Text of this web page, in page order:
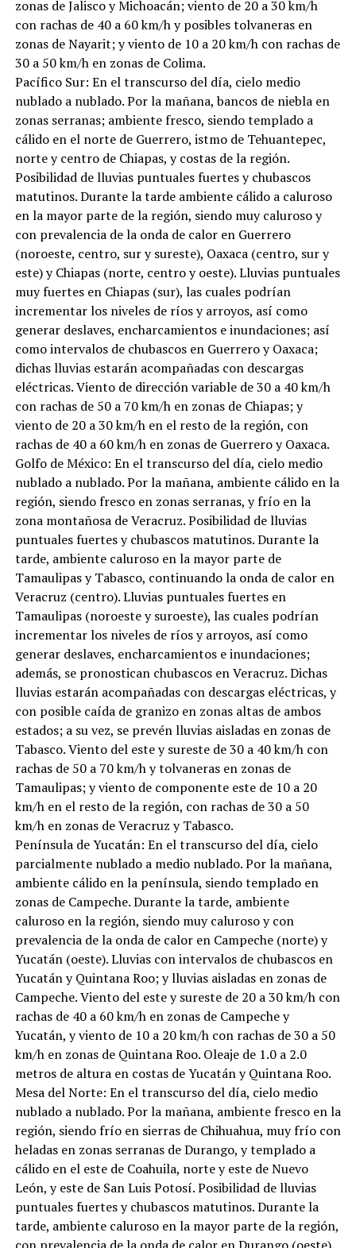
zonas de Jalisco y Michoacán; viento de 20 a 30 km/h
con rachas de 40 a 60 km/h y posibles tolvaneras en
zonas de Nayarit; y viento de 10 a 20 km/h con rachas de
30 a 50 km/h en zonas de Colima.
Pacífico Sur: En el transcurso del día, cielo medio
nublado a nublado. Por la mañana, bancos de niebla en
zonas serranas; ambiente fresco, siendo templado a
cálido en el norte de Guerrero, istmo de Tehuantepec,
norte y centro de Chiapas, y costas de la región.
Posibilidad de lluvias puntuales fuertes y chubascos
matutinos. Durante la tarde ambiente cálido a caluroso
en la mayor parte de la región, siendo muy caluroso y
con prevalencia de la onda de calor en Guerrero
(noroeste, centro, sur y sureste), Oaxaca (centro, sur y
este) y Chiapas (norte, centro y oeste). Lluvias puntuales
muy fuertes en Chiapas (sur), las cuales podrían
incrementar los niveles de ríos y arroyos, así como
generar deslaves, encharcamientos e inundaciones; así
como intervalos de chubascos en Guerrero y Oaxaca;
dichas lluvias estarán acompañadas con descargas
eléctricas. Viento de dirección variable de 30 a 40 km/h
con rachas de 50 a 70 km/h en zonas de Chiapas; y
viento de 20 a 30 km/h en el resto de la región, con
rachas de 40 a 60 km/h en zonas de Guerrero y Oaxaca.
Golfo de México: En el transcurso del día, cielo medio
nublado a nublado. Por la mañana, ambiente cálido en la
región, siendo fresco en zonas serranas, y frío en la
zona montañosa de Veracruz. Posibilidad de lluvias
puntuales fuertes y chubascos matutinos. Durante la
tarde, ambiente caluroso en la mayor parte de
Tamaulipas y Tabasco, continuando la onda de calor en
Veracruz (centro). Lluvias puntuales fuertes en
Tamaulipas (noroeste y suroeste), las cuales podrían
incrementar los niveles de ríos y arroyos, así como
generar deslaves, encharcamientos e inundaciones;
además, se pronostican chubascos en Veracruz. Dichas
lluvias estarán acompañadas con descargas eléctricas, y
con posible caída de granizo en zonas altas de ambos
estados; a su vez, se prevén lluvias aisladas en zonas de
Tabasco. Viento del este y sureste de 30 a 40 km/h con
rachas de 50 a 70 km/h y tolvaneras en zonas de
Tamaulipas; y viento de componente este de 10 a 20
km/h en el resto de la región, con rachas de 30 a 50
km/h en zonas de Veracruz y Tabasco.
Península de Yucatán: En el transcurso del día, cielo
parcialmente nublado a medio nublado. Por la mañana,
ambiente cálido en la península, siendo templado en
zonas de Campeche. Durante la tarde, ambiente
caluroso en la región, siendo muy caluroso y con
prevalencia de la onda de calor en Campeche (norte) y
Yucatán (oeste). Lluvias con intervalos de chubascos en
Yucatán y Quintana Roo; y lluvias aisladas en zonas de
Campeche. Viento del este y sureste de 20 a 30 km/h con
rachas de 40 a 60 km/h en zonas de Campeche y
Yucatán, y viento de 10 a 20 km/h con rachas de 30 a 50
km/h en zonas de Quintana Roo. Oleaje de 1.0 a 2.0
metros de altura en costas de Yucatán y Quintana Roo.
Mesa del Norte: En el transcurso del día, cielo medio
nublado a nublado. Por la mañana, ambiente fresco en la
región, siendo frío en sierras de Chihuahua, muy frío con
heladas en zonas serranas de Durango, y templado a
cálido en el este de Coahuila, norte y este de Nuevo
León, y este de San Luis Potosí. Posibilidad de lluvias
puntuales fuertes y chubascos matutinos. Durante la
tarde, ambiente caluroso en la mayor parte de la región,